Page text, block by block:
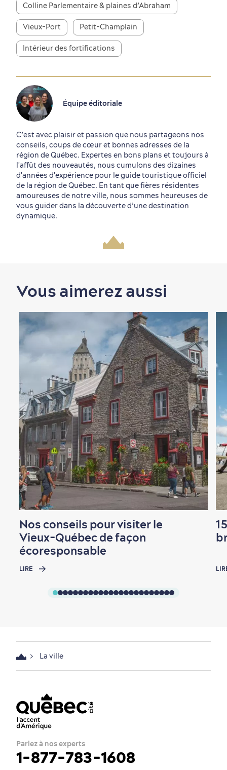
Colline Parlementaire & plaines d’Abraham
Vieux-Port Petit-Champlain
Intérieur des fortifications
Équipe éditoriale
C’est avec plaisir et passion que nous partageons nos
conseils, coups de cœur et bonnes adresses de la
région de Québec. Expertes en bons plans et toujours à
l'affût des nouveautés, nous cumulons des dizaines
d'années d'expérience pour le guide touristique officiel
de la région de Québec. En tant que fières résidentes
amoureuses de notre ville, nous sommes heureuses de
vous guider dans la découverte d’une destination
dynamique.
Vous aimerez aussi
Nos conseils pour visiter le
Vieux-Québec de façon
écoresponsable
LIRE
La ville
Parlez à nos experts
1-877-783-1608